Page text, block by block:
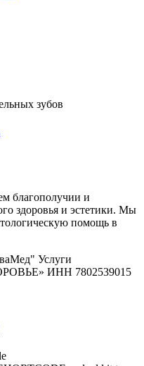
благополучии и
здоровья и эстетики. Мы
помощь в
Услуги
ИНН 7802539015